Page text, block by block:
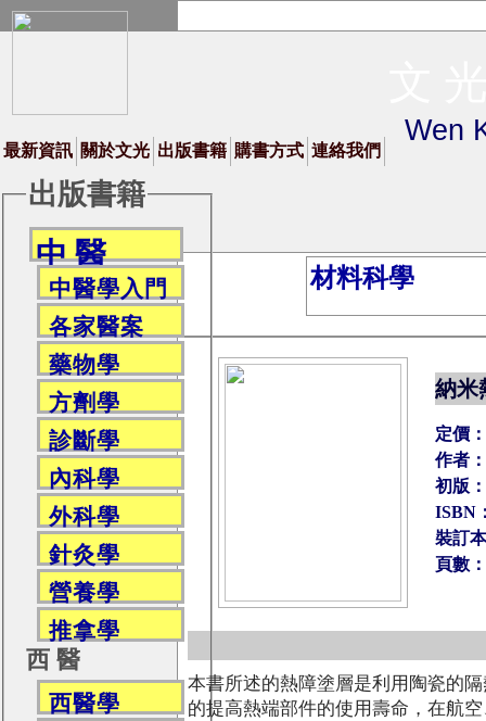
Wen
最新資訊 關於文光 出版書籍 購書方式 連絡我們
出版書籍
中 醫
中醫學入門
各家醫案
藥物學
方劑學
診斷學
內科學
外科學
針灸學
營養學
推拿學
西 醫
西醫學
材料科學
納米
定價
作者
初版
ISBN
裝訂
頁數
本書所述的熱障塗層是利用陶瓷的
的提高熱端部件的使用壽命，在航